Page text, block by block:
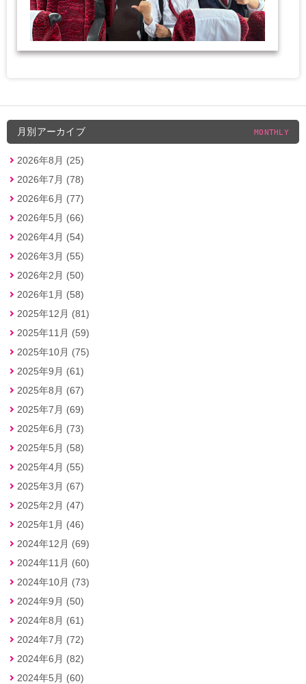
月別アーカイブ MONTHLY
2026年8月 (25)
2026年7月 (78)
2026年6月 (77)
2026年5月 (66)
2026年4月 (54)
2026年3月 (55)
2026年2月 (50)
2026年1月 (58)
2025年12月 (81)
2025年11月 (59)
2025年10月 (75)
2025年9月 (61)
2025年8月 (67)
2025年7月 (69)
2025年6月 (73)
2025年5月 (58)
2025年4月 (55)
2025年3月 (67)
2025年2月 (47)
2025年1月 (46)
2024年12月 (69)
2024年11月 (60)
2024年10月 (73)
2024年9月 (50)
2024年8月 (61)
2024年7月 (72)
2024年6月 (82)
2024年5月 (60)